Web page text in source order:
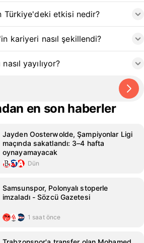
Türkiye'deki etkisi nedir?
kariyeri nasıl şekillendi?
yayılıyor?
en son haberler
Jayden Oosterwolde, Şampiyonlar Ligi
maçında sakatlandı: 3–4 hafta
oynayamayacak
Dün
Samsunspor, Polonyalı stoperle
imzaladı - Sözcü Gazetesi
1 saat önce